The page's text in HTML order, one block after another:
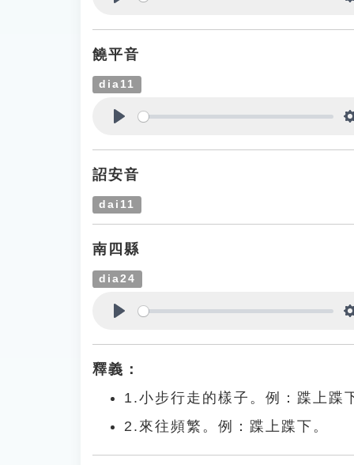
饒平音
dia11
詔安音
dai11
南四縣
dia24
釋義：
1.小步行走的樣子。例：蹀上蹀
2.來往頻繁。例：蹀上蹀下。